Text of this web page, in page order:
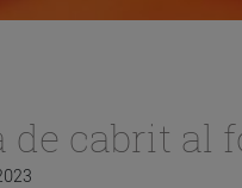
de cabrit al